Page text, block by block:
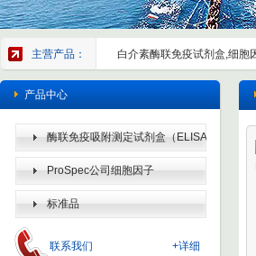
主营产品： 白介素酶联免疫试剂盒,细胞
产品中心
酶联免疫吸附测定试剂盒（ELISA
KIT） ProSpec公司细胞因子
标准品
+详细
联系我们